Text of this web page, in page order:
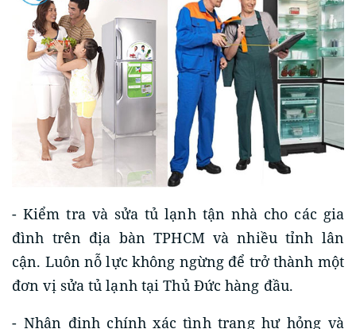
- Kiểm tra và sửa tủ lạnh tận nhà cho các gia
đình trên địa bàn TPHCM và nhiều tỉnh lân
cận. Luôn nỗ lực không ngừng để trở thành một
đơn vị sửa tủ lạnh tại Thủ Đức hàng đầu.
- Nhận định chính xác tình trạng hư hỏng và